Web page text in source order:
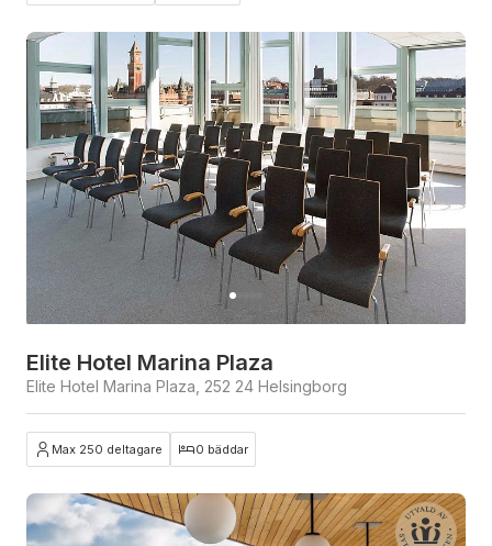
Elite Hotel Marina Plaza
Elite Hotel Marina Plaza, 252 24 Helsingborg
Max 250 deltagare 0 bäddar